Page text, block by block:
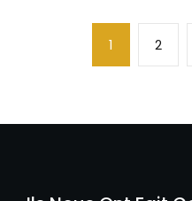
NavigationPage
1 Page
2